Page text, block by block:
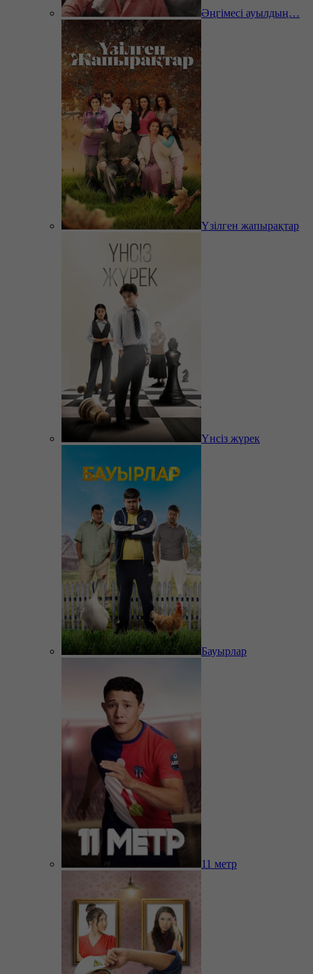
Әңгімесі ауылдың…
Үзілген жапырақтар
Үнсіз жүрек
Бауырлар
11 метр